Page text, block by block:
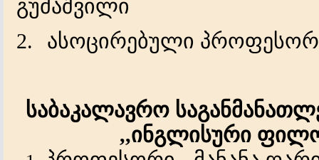
გუმაშვილი
2.
ასოცირებული
საბაკალავრო
,,ინგლისური